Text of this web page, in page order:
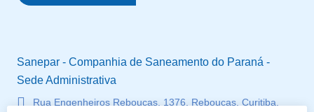
Sanepar - Companhia de Saneamento do Paraná -
Sede Administrativa
Rua Engenheiros Rebouças, 1376, Rebouças, Curitiba,